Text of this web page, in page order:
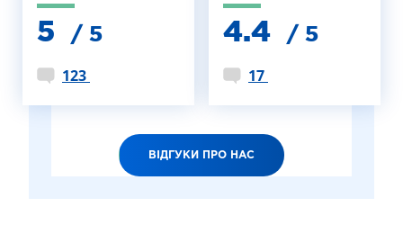
5 / 5
123
4.4 / 5
17
ВІДГУКИ ПРО НАС